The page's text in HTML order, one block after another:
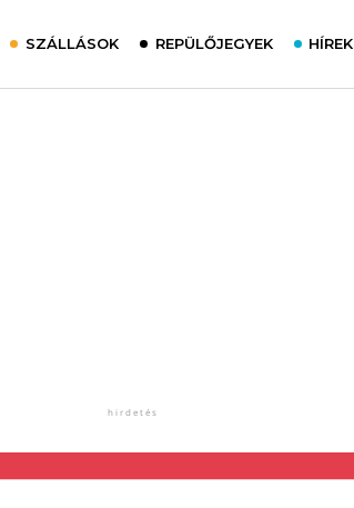
SZÁLLÁSOK REPÜLŐJEGYEK HÍREK